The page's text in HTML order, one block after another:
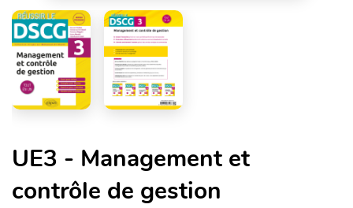
UE3 - Management et
contrôle de gestion